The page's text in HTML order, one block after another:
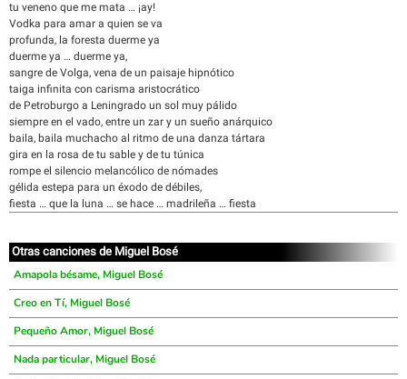
tu veneno que me mata … ¡ay!
Vodka para amar a quien se va
profunda, la foresta duerme ya
duerme ya … duerme ya,
sangre de Volga, vena de un paisaje hipnótico
taiga infinita con carisma aristocrático
de Petroburgo a Leningrado un sol muy pálido
siempre en el vado, entre un zar y un sueño anárquico
baila, baila muchacho al ritmo de una danza tártara
gira en la rosa de tu sable y de tu túnica
rompe el silencio melancólico de nómades
gélida estepa para un éxodo de débiles,
fiesta … que la luna … se hace … madrileña … fiesta
Otras canciones de Miguel Bosé
Amapola bésame, Miguel Bosé
Creo en Tí, Miguel Bosé
Pequeño Amor, Miguel Bosé
Nada particular, Miguel Bosé